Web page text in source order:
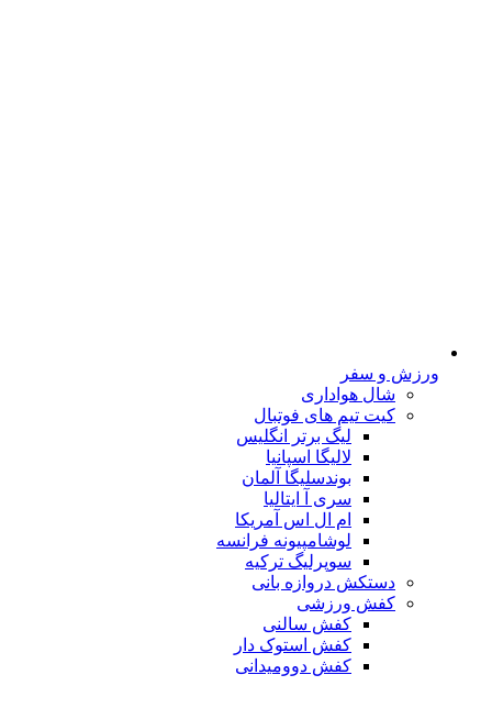
ورزش و سفر
شال هواداری
کیت تیم های فوتبال
لیگ برتر انگلیس
لالیگا اسپانیا
بوندسلیگا آلمان
سری آ ایتالیا
ام ال اس آمریکا
لوشامپیونه فرانسه
سوپرلیگ ترکیه
دستکش دروازه بانی
کفش ورزشی
کفش سالنی
کفش استوک دار
کفش دوومیدانی